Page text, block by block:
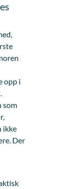
opp i
som
ikke
Der